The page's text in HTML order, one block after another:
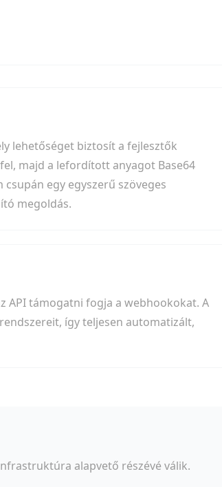
lehetőséget biztosít a fejlesztők
majd a lefordított anyagot Base64
egy egyszerű szöveges
megoldás.
API támogatni fogja a webhookokat. A
így teljesen automatizált,
alapvető részévé válik.